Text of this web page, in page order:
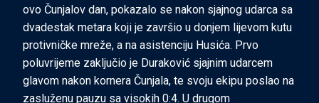
ovo Čunjalov dan, pokazalo se nakon sjajnog udarca sa
dvadestak metara koji je završio u donjem lijevom kutu
protivničke mreže, a na asistenciju Husića. Prvo
poluvrijeme zaključio je Duraković sjajnim udarcem
glavom nakon kornera Čunjala, te svoju ekipu poslao na
zasluženu pauzu sa visokih 0:4. U drugom